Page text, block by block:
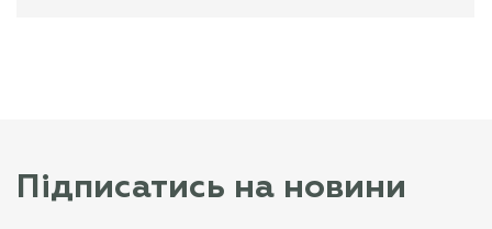
Підписатись на новини